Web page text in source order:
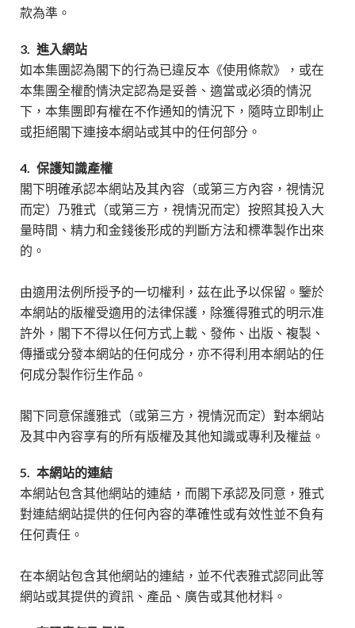
款為準。
3. 進入網站
如本集團認為閣下的行為已違反本《使用條款》，或在
本集團全權酌情決定認為是妥善、適當或必須的情況
下，本集團即有權在不作通知的情況下，隨時立即制止
或拒絕閣下連接本網站或其中的任何部分。
4. 保護知識產權
閣下明確承認本網站及其內容（或第三方內容，視情況
而定）乃雅式（或第三方，視情況而定）按照其投入大
量時間、精力和金錢後形成的判斷方法和標準製作出來
的。
由適用法例所授予的一切權利，茲在此予以保留。鑒於
本網站的版權受適用的法律保護，除獲得雅式的明示准
許外，閣下不得以任何方式上載、發佈、出版、複製、
傳播或分發本網站的任何成分，亦不得利用本網站的任
何成分製作衍生作品。
閣下同意保護雅式（或第三方，視情況而定）對本網站
及其中內容享有的所有版權及其他知識或專利及權益。
5. 本網站的連結
本網站包含其他網站的連結，而閣下承認及同意，雅式
對連結網站提供的任何內容的準確性或有效性並不負有
任何責任。
在本網站包含其他網站的連結，並不代表雅式認同此等
網站或其提供的資訊、產品、廣告或其他材料。